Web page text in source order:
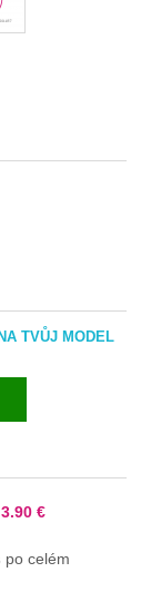
TVŮJ MODEL
€
po celém